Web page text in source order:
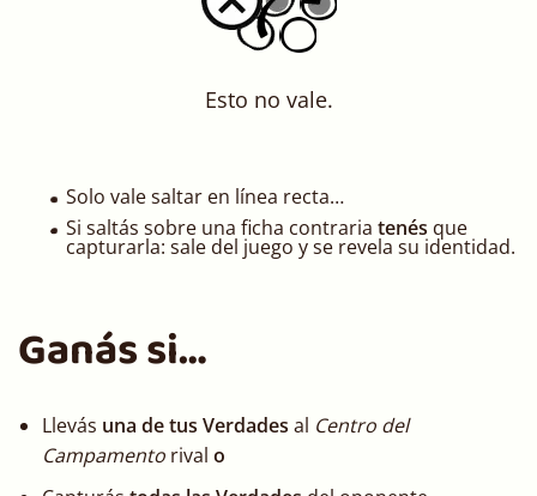
Esto no vale.
Solo vale saltar en línea recta…
Si saltás sobre una ficha contraria tenés que
capturarla: sale del juego y se revela su identidad.
Ganás si…
Llevás una de tus Verdades al Centro del
Campamento rival o